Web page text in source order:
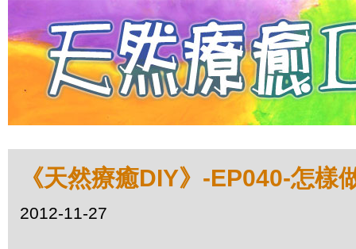
《天然療癒DIY》-EP040-怎樣
2012-11-27